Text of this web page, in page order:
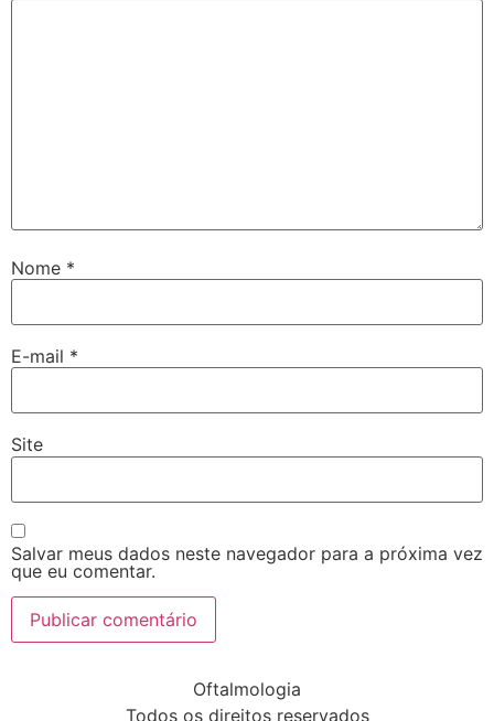
Nome *
E-mail *
Site
Salvar meus dados neste navegador para a próxima vez
que eu comentar.
Oftalmologia
Todos os direitos reservados